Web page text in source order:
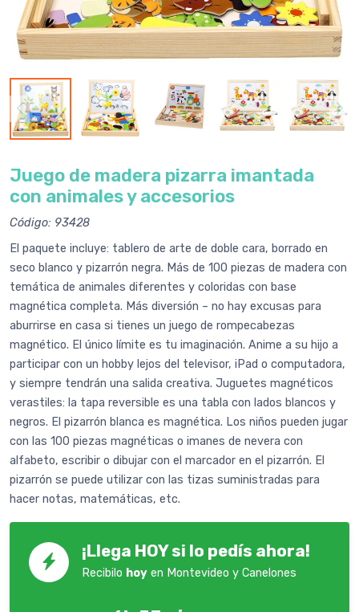
Juego de madera pizarra imantada
con animales y accesorios
Código: 93428
El paquete incluye: tablero de arte de doble cara, borrado en
seco blanco y pizarrón negra. Más de 100 piezas de madera con
temática de animales diferentes y coloridas con base
magnética completa. Más diversión – no hay excusas para
aburrirse en casa si tienes un juego de rompecabezas
magnético. El único límite es tu imaginación. Anime a su hijo a
participar con un hobby lejos del televisor, iPad o computadora,
y siempre tendrán una salida creativa. Juguetes magnéticos
verastiles: la tapa reversible es una tabla con lados blancos y
negros. El pizarrón blanca es magnética. Los niños pueden jugar
con las 100 piezas magnéticas o imanes de nevera con
alfabeto, escribir o dibujar con el marcador en el pizarrón. El
pizarrón se puede utilizar con las tizas suministradas para
hacer notas, matemáticas, etc.
¡Llega HOY si lo pedís ahora!
Recibilo hoy en Montevideo y Canelones